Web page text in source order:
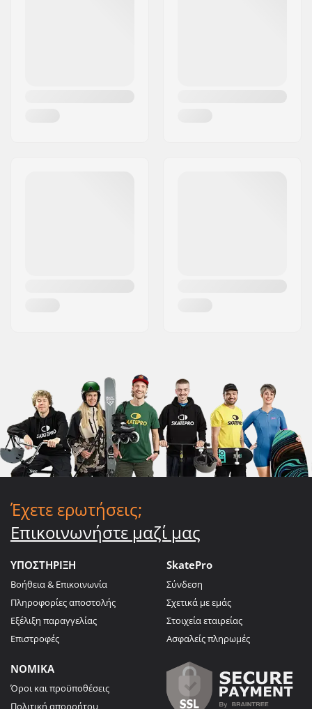
Έχετε ερωτήσεις;
Επικοινωνήστε μαζί μας
ΥΠΟΣΤΗΡΙΞΗ
Βοήθεια & Επικοινωνία
Πληροφορίες αποστολής
Εξέλιξη παραγγελίας
Επιστροφές
SkatePro
Σύνδεση
Σχετικά με εμάς
Στοιχεία εταιρείας
Ασφαλείς πληρωμές
ΝΟΜΙΚΑ
Όροι και προϋποθέσεις
Πολιτική απορρήτου